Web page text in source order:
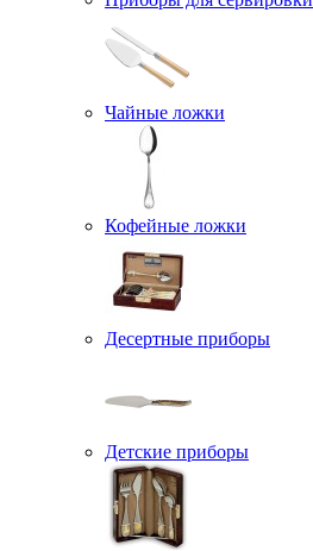
Чайные ложки
Кофейные ложки
Десертные приборы
Детские приборы